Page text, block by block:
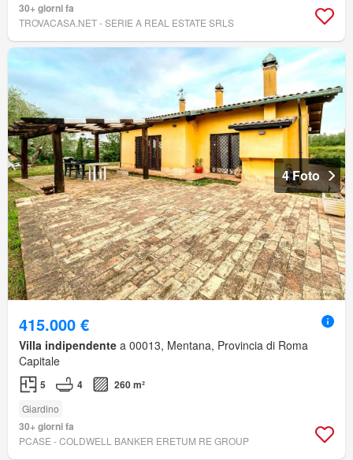
30+ giorni fa
TROVACASA.NET - SERIE A REAL ESTATE SRLS
4 Foto
415.000 €
Villa indipendente a 00013, Mentana, Provincia di Roma
Capitale
5 4 260 m²
Giardino
30+ giorni fa
PCASE - COLDWELL BANKER ERETUM RE GROUP